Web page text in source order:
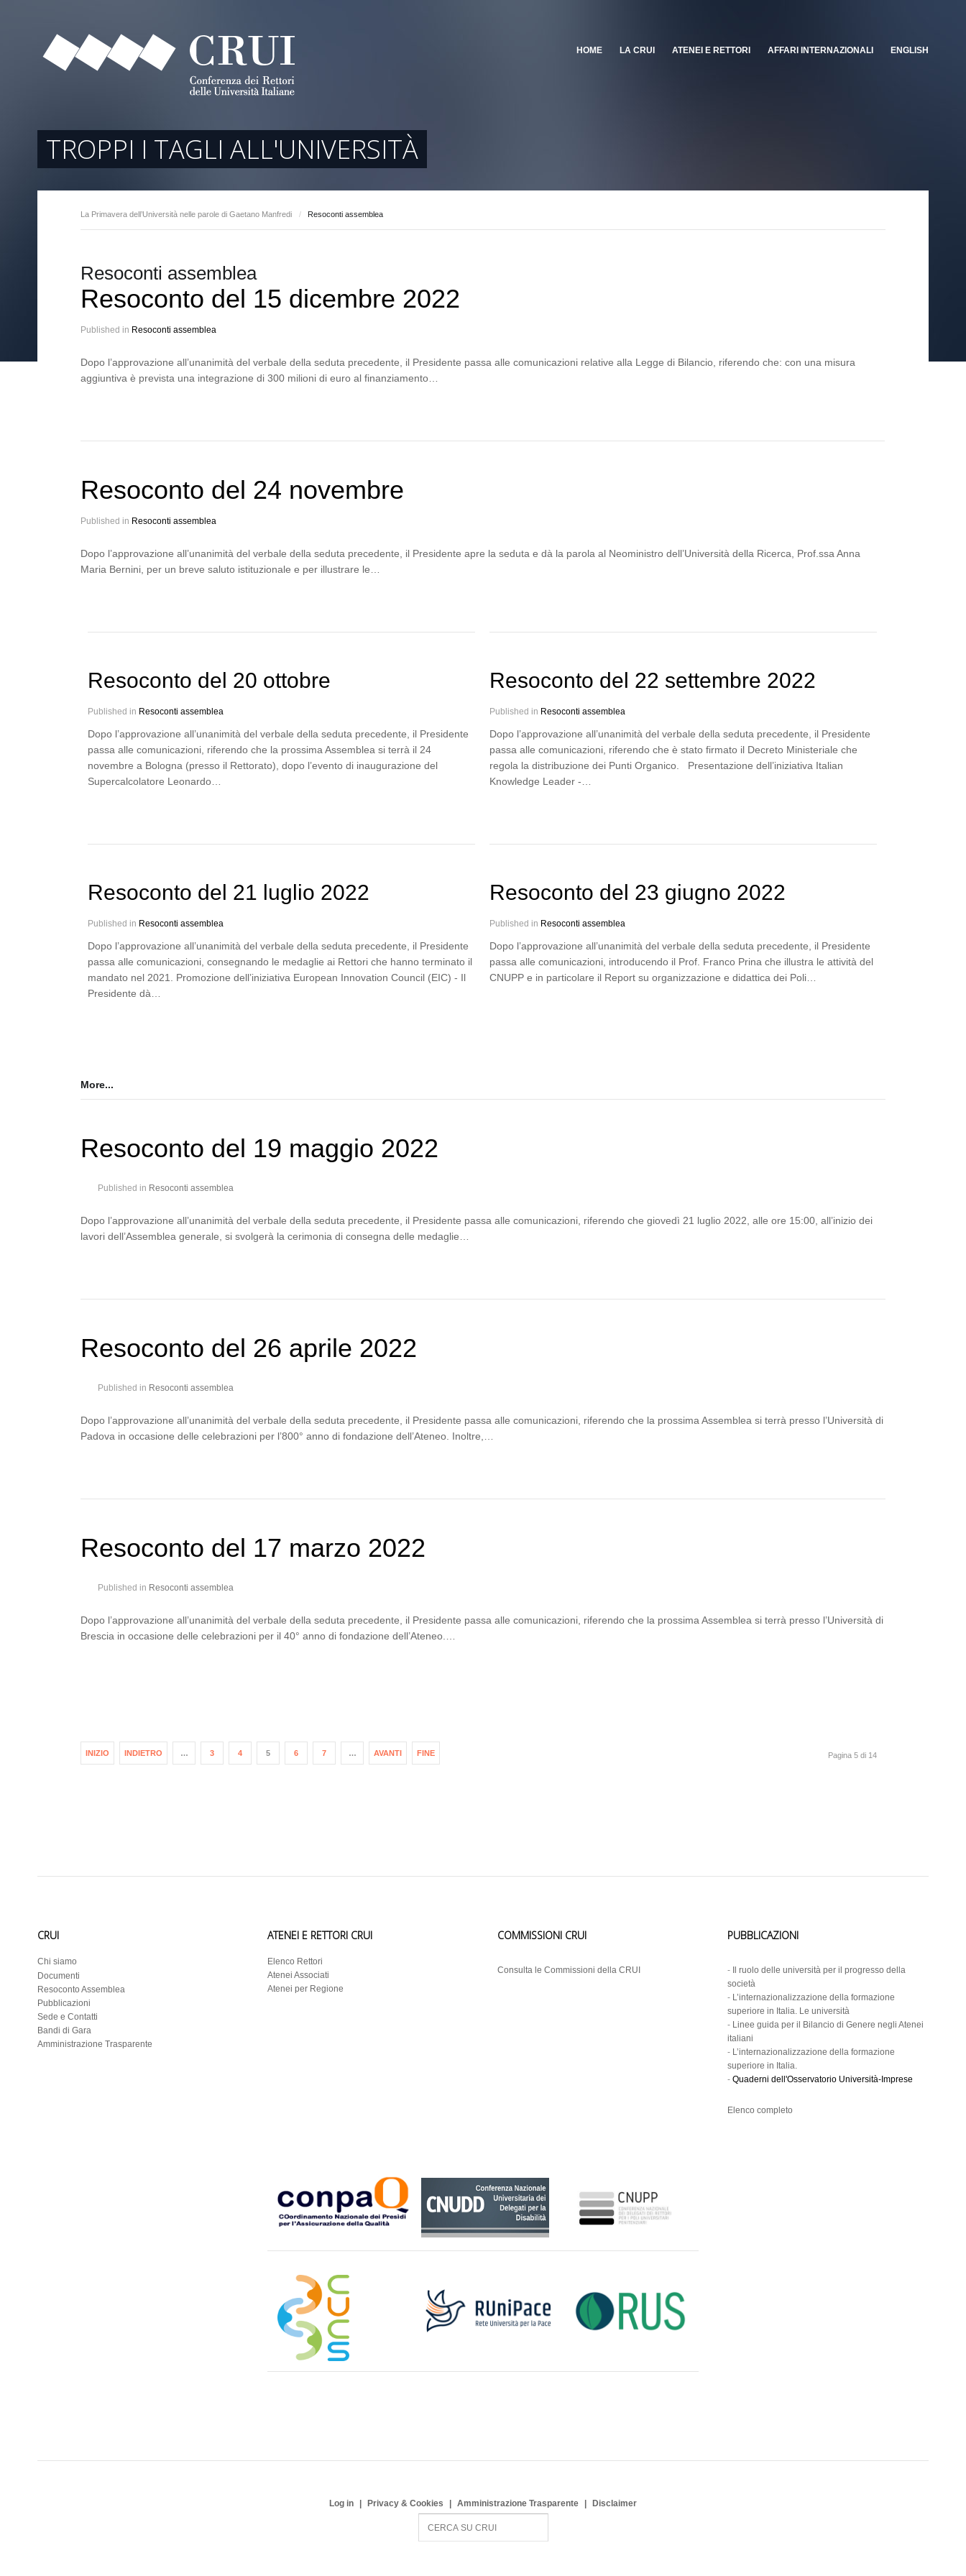
HOME LA CRUI ATENEI E RETTORI AFFARI INTERNAZIONALI ENGLISH
TROPPI I TAGLI ALL'UNIVERSITÀ
La Primavera dell’Università nelle parole di Gaetano Manfredi / Resoconti assemblea
Resoconti assemblea
Resoconto del 15 dicembre 2022
Published in Resoconti assemblea
Dopo l’approvazione all’unanimità del verbale della seduta precedente, il Presidente passa alle comunicazioni relative alla Legge di Bilancio, riferendo che: con una misura
aggiuntiva è prevista una integrazione di 300 milioni di euro al finanziamento…
Resoconto del 24 novembre
Published in Resoconti assemblea
Dopo l’approvazione all’unanimità del verbale della seduta precedente, il Presidente apre la seduta e dà la parola al Neoministro dell’Università della Ricerca, Prof.ssa Anna
Maria Bernini, per un breve saluto istituzionale e per illustrare le…
Resoconto del 20 ottobre
Published in Resoconti assemblea
Dopo l’approvazione all’unanimità del verbale della seduta precedente, il Presidente
passa alle comunicazioni, riferendo che la prossima Assemblea si terrà il 24
novembre a Bologna (presso il Rettorato), dopo l’evento di inaugurazione del
Supercalcolatore Leonardo…
Resoconto del 22 settembre 2022
Published in Resoconti assemblea
Dopo l’approvazione all’unanimità del verbale della seduta precedente, il Presidente
passa alle comunicazioni, riferendo che è stato firmato il Decreto Ministeriale che
regola la distribuzione dei Punti Organico. Presentazione dell’iniziativa Italian
Knowledge Leader -…
Resoconto del 21 luglio 2022
Published in Resoconti assemblea
Dopo l’approvazione all’unanimità del verbale della seduta precedente, il Presidente
passa alle comunicazioni, consegnando le medaglie ai Rettori che hanno terminato il
mandato nel 2021. Promozione dell’iniziativa European Innovation Council (EIC) - Il
Presidente dà…
Resoconto del 23 giugno 2022
Published in Resoconti assemblea
Dopo l’approvazione all’unanimità del verbale della seduta precedente, il Presidente
passa alle comunicazioni, introducendo il Prof. Franco Prina che illustra le attività del
CNUPP e in particolare il Report su organizzazione e didattica dei Poli…
More...
Resoconto del 19 maggio 2022
Published in Resoconti assemblea
Dopo l’approvazione all’unanimità del verbale della seduta precedente, il Presidente passa alle comunicazioni, riferendo che giovedì 21 luglio 2022, alle ore 15:00, all’inizio dei
lavori dell’Assemblea generale, si svolgerà la cerimonia di consegna delle medaglie…
Resoconto del 26 aprile 2022
Published in Resoconti assemblea
Dopo l’approvazione all’unanimità del verbale della seduta precedente, il Presidente passa alle comunicazioni, riferendo che la prossima Assemblea si terrà presso l’Università di
Padova in occasione delle celebrazioni per l’800° anno di fondazione dell’Ateneo. Inoltre,…
Resoconto del 17 marzo 2022
Published in Resoconti assemblea
Dopo l’approvazione all’unanimità del verbale della seduta precedente, il Presidente passa alle comunicazioni, riferendo che la prossima Assemblea si terrà presso l’Università di
Brescia in occasione delle celebrazioni per il 40° anno di fondazione dell’Ateneo.…
INIZIO INDIETRO … 3 4 5 6 7 … AVANTI FINE Pagina 5 di 14
CRUI
Chi siamo
Documenti
Resoconto Assemblea
Pubblicazioni
Sede e Contatti
Bandi di Gara
Amministrazione Trasparente
ATENEI E RETTORI CRUI
Elenco Rettori
Atenei Associati
Atenei per Regione
COMMISSIONI CRUI
Consulta le Commissioni della CRUI
PUBBLICAZIONI
-
Il ruolo delle università per il progresso della
società
- L’internazionalizzazione della formazione
superiore in Italia. Le università
- Linee guida per il Bilancio di Genere negli Atenei
italiani
- L’internazionalizzazione della formazione
superiore in Italia.
- Quaderni dell'Osservatorio Università-Imprese
Elenco completo
Log in Privacy & Cookies Amministrazione Trasparente Disclaimer